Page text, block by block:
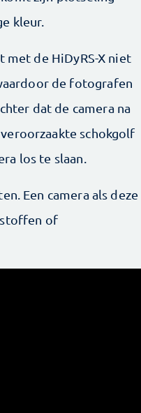
kleur.
de HiDyRS-X niet
de fotografen
dat de camera na
schokgolf
los te slaan.
Een camera als deze
of